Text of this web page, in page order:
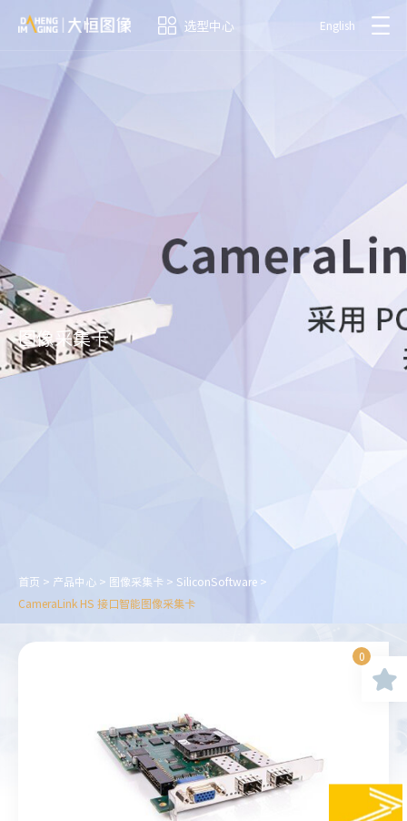
选型中心 English
图像采集卡
首页 > 产品中心 > 图像采集卡 > SiliconSoftware >
CameraLink HS 接口智能图像采集卡
0